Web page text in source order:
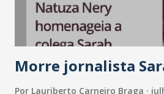
Morre jornalista
Por Lauriberto Carneiro Braga